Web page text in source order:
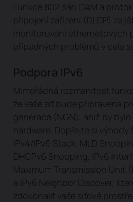
Funkce 802.3ah OAM a
připojení zařízení (DLDP)
monitorování ethernetových
případných problémů v celé
Podpora IPv6
Mimořádná rozmanitost
že vaše síť bude připravena
generace (NGN), aniž by
hardware. Dopřejte si výhody
IPv4/IPv6 Stack, MLD
DHCPv6 Snooping, IPv6
Maximum Transmission Unit
a IPv6 Neighbor Discover,
zdokonalit vaše síťové